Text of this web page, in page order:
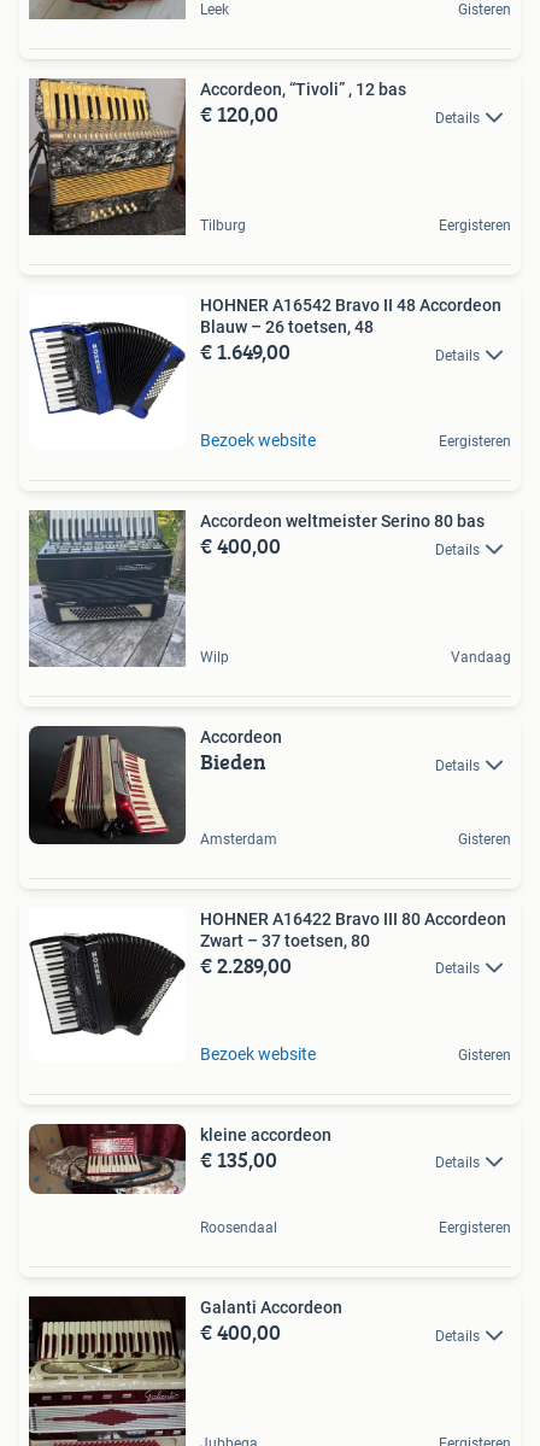
Leek Gisteren
Accordeon, “Tivoli” , 12 bas
€ 120,00 Details
Tilburg Eergisteren
HOHNER A16542 Bravo II 48 Accordeon
Blauw – 26 toetsen, 48
€ 1.649,00 Details
Bezoek website Eergisteren
Accordeon weltmeister Serino 80 bas
€ 400,00 Details
Wilp Vandaag
Accordeon
Bieden Details
Amsterdam Gisteren
HOHNER A16422 Bravo III 80 Accordeon
Zwart – 37 toetsen, 80
€ 2.289,00 Details
Bezoek website Gisteren
kleine accordeon
€ 135,00 Details
Roosendaal Eergisteren
Galanti Accordeon
€ 400,00 Details